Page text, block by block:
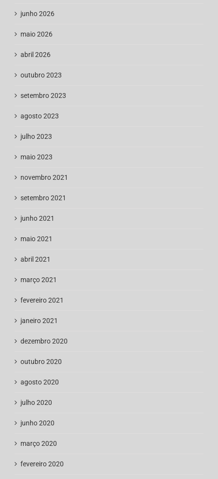
junho 2026
maio 2026
abril 2026
outubro 2023
setembro 2023
agosto 2023
julho 2023
maio 2023
novembro 2021
setembro 2021
junho 2021
maio 2021
abril 2021
março 2021
fevereiro 2021
janeiro 2021
dezembro 2020
outubro 2020
agosto 2020
julho 2020
junho 2020
março 2020
fevereiro 2020